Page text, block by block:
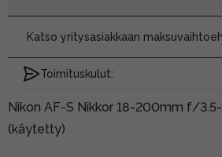
Katso yritysasiakkaan
Toimituskulut:
Nikon AF-S Nikkor 18-200mm f/3.5-
(käytetty)